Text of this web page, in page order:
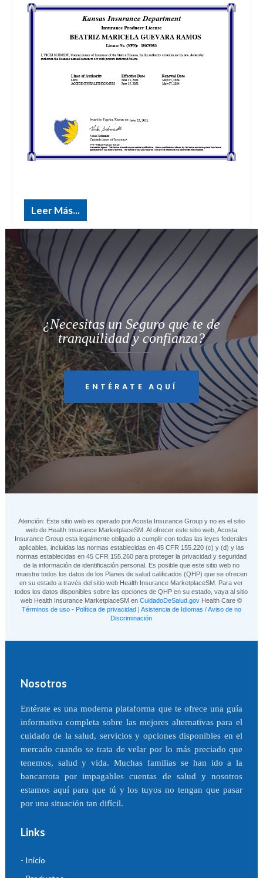
Leer Más...
¿Necesitas un Seguro que te de
tranquilidad y confianza?
ENTÉRATE AQUÍ
Atención: Este sitio web es operado por Acosta Insurance Group y no es el sitio
web de Health Insurance MarketplaceSM. Al ofrecer este sitio web, Acosta
Insurance Group esta legalmente obligado a cumplir con todas las leyes federales
aplicables, incluidas las normas establecidas en 45 CFR 155.220 (c) y (d) y las
normas establecidas en 45 CFR 155.260 para proteger la privacidad y seguridad
de la información de identificación personal. Es posible que este sitio web no
muestre todos los datos de los Planes de salud calificados (QHP) que se ofrecen
en su estado a través del sitio web Health Insurance MarketplaceSM. Para ver
todos los datos disponibles sobre las opciones de QHP en su estado, vaya al sitio
web Health Insurance MarketplaceSM enCuidadoDeSalud.gov Health Care ©
Términos de uso- Política de privacidad| Asistencia de Idiomas / Aviso de no
Discriminación
Nosotros
Entérate es una moderna plataforma que te ofrece una guía
informativa completa sobre las mejores alternativas para el
cuidado de la salud, servicios y opciones disponibles en el
mercado cuando se trata de velar por lo más preciado que
tenemos, salud y vida. Muchas familias se han ido a la
bancarrota por impagables cuentas de salud y nosotros
estamos aquí para que tú y los tuyos no tengan que pasar
por una situación tan difícil.
Links
- Inicio